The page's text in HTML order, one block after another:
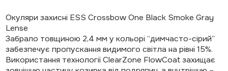
Окуляри захисні ESS Crossbow One Black Smoke Gray
Lense
Забрало товщиною 2,4 мм у кольорі “димчасто-сірий”
забезпечує пропускання видимого світла на рівні 15%.
Використання технології ClearZone FlowCoat захищає